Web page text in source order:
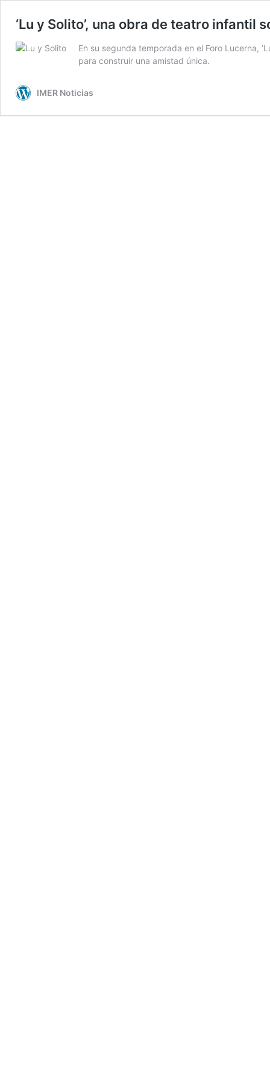
‘Lu y Solito’, una obra de teatro infantil
En su segunda temporada en el Foro Lucerna,
para construir una amistad única.
IMER Noticias